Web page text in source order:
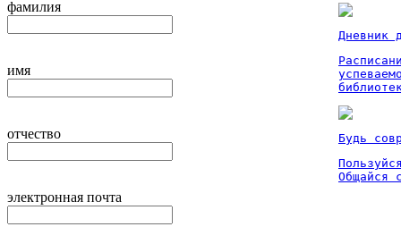
фамилия
имя
отчество
электронная почта
Дневник
Будь
Общайся